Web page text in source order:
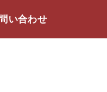
い合わせ